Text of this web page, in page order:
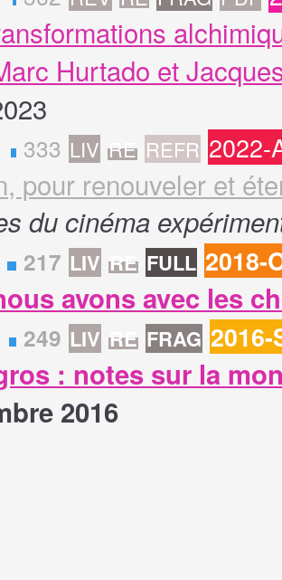
Hurtado et
333 LIV RE REFR
pour renouveler et
du cinéma
217 LIV RE FULL 2018-
avons avec les
249 LIV RE FRAG
: notes sur la
2016